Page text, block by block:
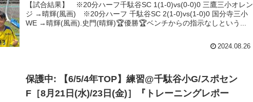
【試合結果】 ※20分ハーフ千駄谷SC 1(1-0)vs(0-0)0 三鷹三小オレン
ジ →晴輝(風画) ※20分ハーフ 千駄谷SC 2(1-0)vs(1-0)0 国分寺三小
WE →晴輝(風画).史門(晴輝)🏆優勝🏆ベンチからの指示なしという...
2024.08.26
保護中: 【6/5/4年TOP】練習@千駄谷小G/スポセン
F［8月21日(水)/23日(金)］『トレーニングレポー